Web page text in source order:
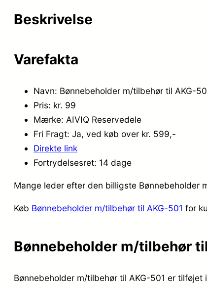
Beskrivelse
Varefakta
Navn: Bønnebeholder m/tilbehør til AKG-
Pris: kr. 99
Mærke: AIVIQ Reservedele
Fri Fragt: Ja, ved køb over kr. 599,-
Direkte link
Fortrydelsesret: 14 dage
Mange leder efter den billigste
Køb Bønnebeholder m/tilbehør til AKG-501 for
Bønnebeholder m/tilbehør
Bønnebeholder m/tilbehør til AKG-501 er